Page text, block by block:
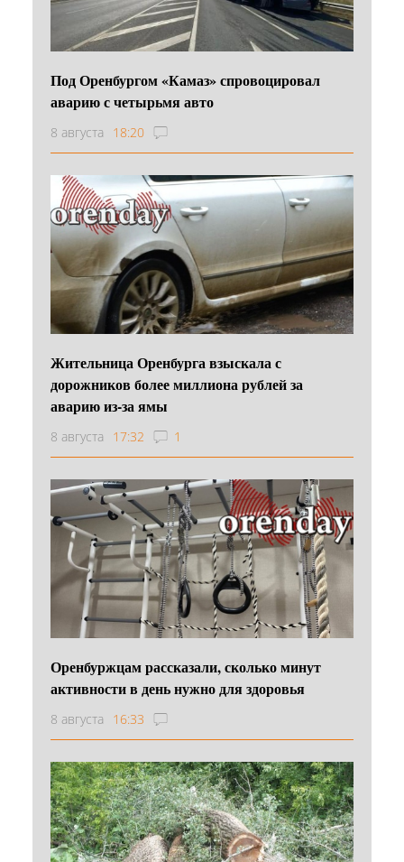
Под Оренбургом «Камаз» спровоцировал
аварию с четырьмя авто
8 августа 18:20
Жительница Оренбурга взыскала с
дорожников более миллиона рублей за
аварию из-за ямы
8 августа 17:32 1
Оренбуржцам рассказали, сколько минут
активности в день нужно для здоровья
8 августа 16:33